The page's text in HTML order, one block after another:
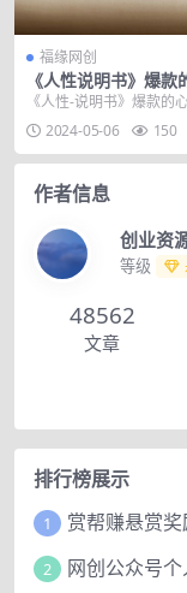
福缘网创
《人性说明书》爆款
课：沟通密码/关系困
《人性-说明书》爆款的
握沟通密码，走出关系困
行为背后的心理真相...
2024-05-06 150
作者信息
创业资
等级
48562
文章
排行榜展示
1
2